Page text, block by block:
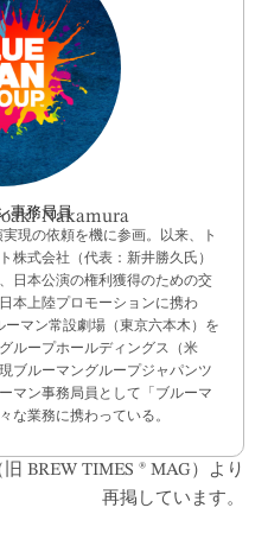
事務局員Nakamura
現の依頼を機に参画。以来、ト
株式会社（代表：新井勝久氏）
日本公演の権利獲得のための交
本上陸プロモーションに携わ
マン常設劇場（東京六本木）を
ループホールディングス（米
ブルーマングループジャパンツ
マン事務局員として「ブルーマ
な業務に携わっている。
BREW TIMES ®︎ MAG）より
再掲しています。